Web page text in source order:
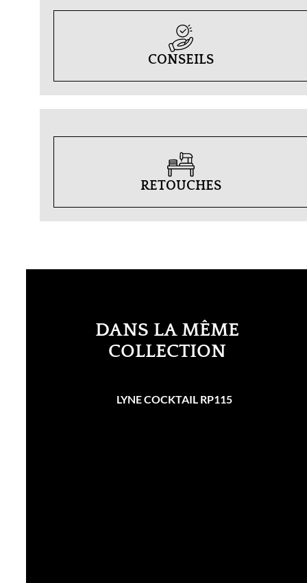
CONSEILS
RETOUCHES
DANS LA MÊME
COLLECTION
LYNE COCKTAIL RP115